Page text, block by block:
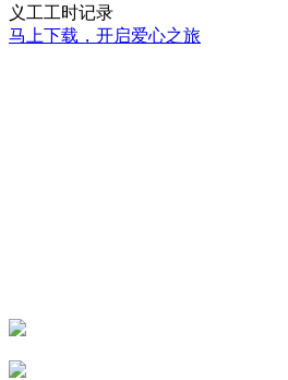
义工工时记录
马上下载，开启爱心之旅